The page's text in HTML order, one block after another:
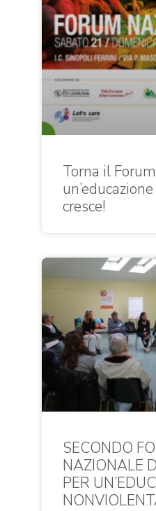
Torna il
cresce!
SECONDO
NAZIONALE
PER